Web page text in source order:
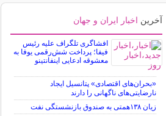
آخرین اخبار ایران و جهان
افشاگری تلگراف علیه رئیس
فیفا؛ پرداخت شش‌رقمی یوفا به
معشوقه ادعایی اینفانتینو
«بحران‌های اقتصادی» پتانسیل ایجاد
نارضایتی‌های ناگهانی را دارند
زیان ۱۳۸همتی به صندوق بازنشستگی نفت